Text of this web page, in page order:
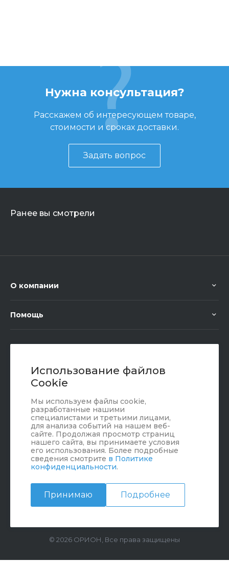
Использование файлов
Cookie
Мы используем файлы cookie,
разработанные нашими
специалистами и третьими лицами,
для анализа событий на нашем веб-
сайте. Продолжая просмотр страниц
нашего сайта, вы принимаете условия
его использования. Более подробные
сведения смотрите в Политике
конфиденциальности.
Принимаю Подробнее
Нужна консультация?
Расскажем об интересующем товаре,
стоимости и сроках доставки.
Задать вопрос
Ранее вы смотрели
О компании
Помощь
г. Юрюзань, ул. Пролетарская, 101
© 2026 ОРИОН, Все права защищены